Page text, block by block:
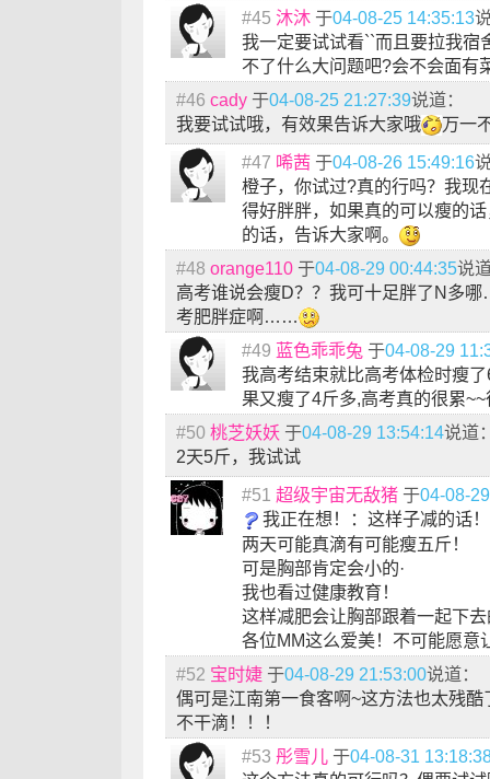
#45 沐沐 于04-08-25 14:35:13
我一定要试试看``而且要拉我宿
不了什么大问题吧?会不会面有
#46 cady 于04-08-25 21:27:39说道：
我要试试哦，有效果告诉大家哦
万一
#47 唏茜 于04-08-26 15:49:16
橙子，你试过?真的行吗？我现
得好胖胖，如果真的可以瘦的
的话，告诉大家啊。
#48 orange110 于04-08-29 00:44:35说
高考谁说会瘦D？？我可十足胖了N
考肥胖症啊……
#49 蓝色乖乖兔 于04-08-29
我高考结束就比高考体检时瘦
果又瘦了4斤多,高考真的很累
#50 桃芝妖妖 于04-08-29 13:54:14说道
2天5斤，我试试
#51 超级宇宙无敌猪 于04-08-
我正在想！：这样子减的话！
两天可能真滴有可能瘦五斤！
可是胸部肯定会小的·
我也看过健康教育！
这样减肥会让胸部跟着一起下去
各位MM这么爱美！不可能愿意
#52 宝时婕 于04-08-29 21:53:00说道：
偶可是江南第一食客啊~这方法也太残酷
不干滴！！！
#53 彤雪儿 于04-08-31